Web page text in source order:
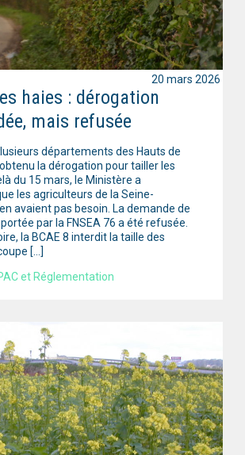
haies : dérogation
mais refusée
départements des Hauts de
la dérogation pour tailler les
du 15 mars, le Ministère a
les agriculteurs de la Seine-
avaient pas besoin. La demande de
par la FNSEA 76 a été refusée.
la BCAE 8 interdit la taille des
[…]
et Réglementation
20 mars 2026